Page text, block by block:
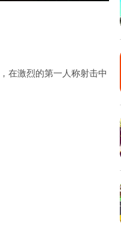
在激烈的第一人称射击中